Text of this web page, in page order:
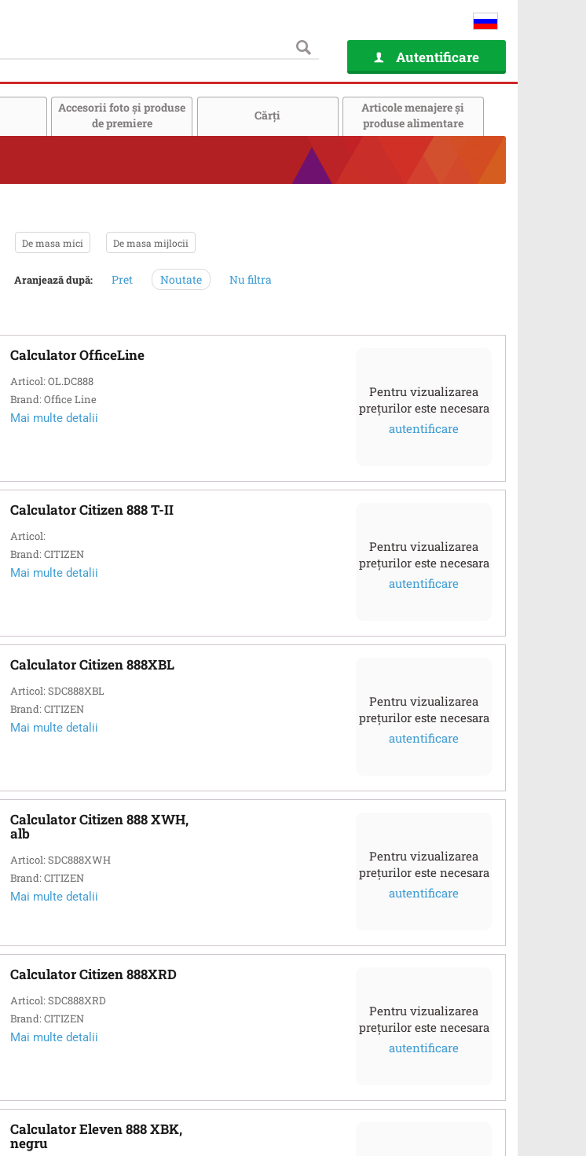
Autentificare
Accesorii foto şi produse
de premiere
Cărţi
Articole menajere și
produse alimentare
De masa mici De masa mijlocii
Aranjează după: Pret Noutate
Nu filtra
Calculator OfficeLine
Articol: OL.DC888
Brand: Office Line
Mai multe detalii
Pentru vizualizarea
prețurilor este necesara
autentificare
Calculator Citizen 888 T-II
Articol:
Brand: CITIZEN
Mai multe detalii
Pentru vizualizarea
prețurilor este necesara
autentificare
Calculator Citizen 888XBL
Articol: SDC888XBL
Brand: CITIZEN
Mai multe detalii
Pentru vizualizarea
prețurilor este necesara
autentificare
Calculator Citizen 888 XWH,
alb
Articol: SDC888XWH
Brand: CITIZEN
Mai multe detalii
Pentru vizualizarea
prețurilor este necesara
autentificare
Calculator Citizen 888XRD
Articol: SDC888XRD
Brand: CITIZEN
Mai multe detalii
Pentru vizualizarea
prețurilor este necesara
autentificare
Calculator Eleven 888 XBK,
negru